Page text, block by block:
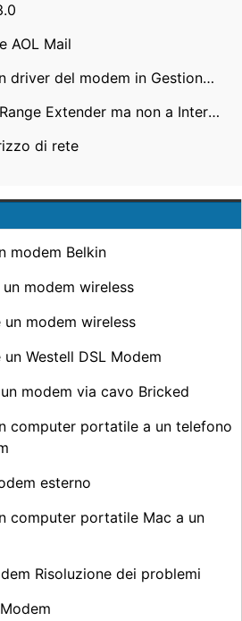
AOL Mail
Come reinstallare un driver del modem in Gestione periferiche per Windows XP
Come collegare un Range Extender ma non a Internet
di rete
modem Belkin
modem wireless
modem wireless
Westell DSL Modem
modem via cavo Bricked
computer portatile a un telefono
esterno
computer portatile Mac a un
Risoluzione dei problemi